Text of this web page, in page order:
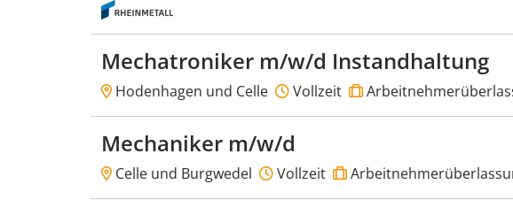
Mechatroniker m/w/d Instandhaltung
Hodenhagen und Celle Vollzeit
Mechaniker m/w/d
Celle und Burgwedel Vollzeit